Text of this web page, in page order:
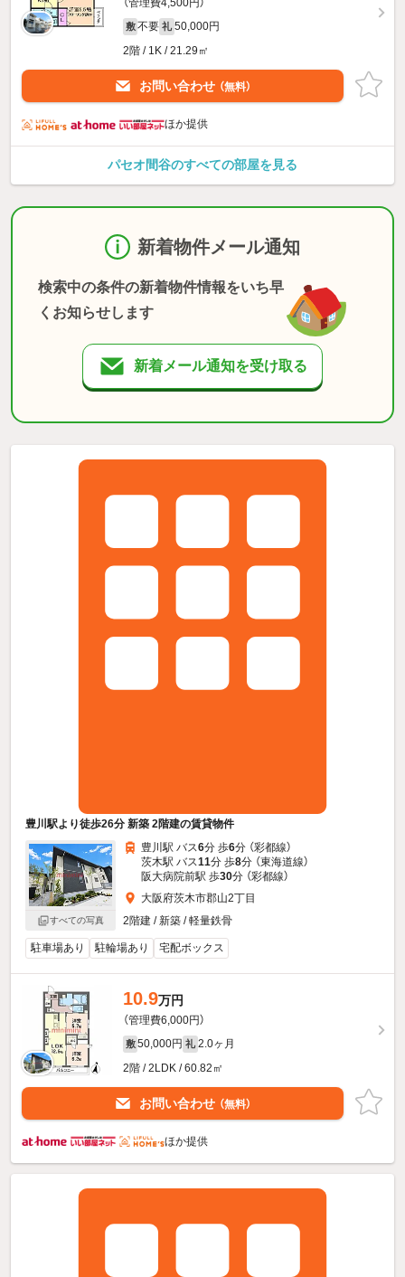
（管理費4,500円）
敷 不要 礼 50,000円
2階 / 1K / 21.29㎡
お問い合わせ （無料）
ほか提供
パセオ間谷のすべての部屋を見る
新着物件メール通知
検索中の条件の新着物件情報をいち早
くお知らせします
新着メール通知を受け取る
豊川駅より徒歩26分 新築 2階建の賃貸物件
すべての写真
豊川駅 バス6分 歩6分 （彩都線）
茨木駅 バス11分 歩8分 （東海道線）
阪大病院前駅 歩30分 （彩都線）
大阪府茨木市郡山2丁目
2階建 / 新築 / 軽量鉄骨
駐車場あり 駐輪場あり 宅配ボックス
10.9万円
（管理費6,000円）
敷 50,000円 礼 2.0ヶ月
2階 / 2LDK / 60.82㎡
お問い合わせ （無料）
ほか提供